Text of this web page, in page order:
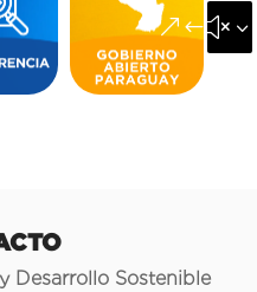
Desarrollo Sostenible